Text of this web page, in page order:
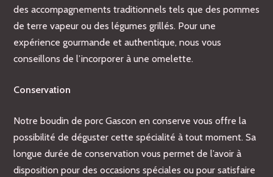
des accompagnements traditionnels tels que des pommes
de terre vapeur ou des légumes grillés. Pour une
expérience gourmande et authentique, nous vous
conseillons de l’incorporer à une omelette.
Conservation
Notre boudin de porc Gascon en conserve vous offre la
possibilité de déguster cette spécialité à tout moment. Sa
longue durée de conservation vous permet de l’avoir à
disposition pour des occasions spéciales ou pour satisfaire